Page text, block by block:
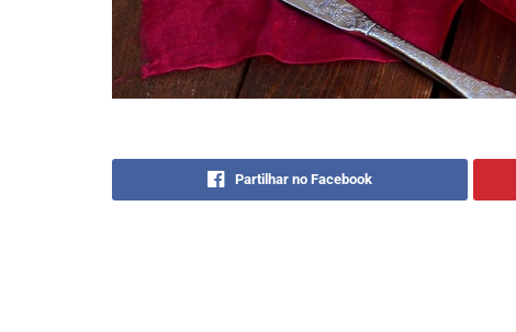
Partilhar no Facebook